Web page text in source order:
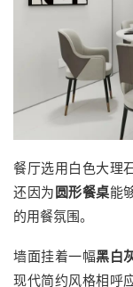
餐厅选用白色大理
还因为 圆形餐桌能
的用餐氛围。
墙面挂着一幅黑白
现代简约风格相呼